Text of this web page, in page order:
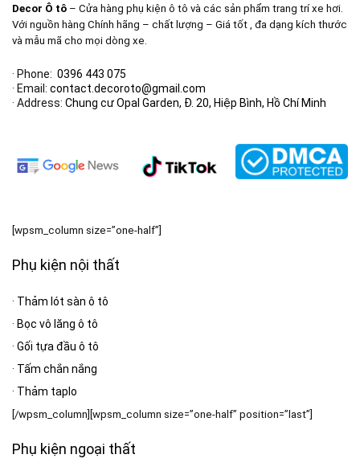
Decor Ô tô – Cửa hàng phụ kiện ô tô và các sản phẩm trang trí xe hơi.
Với nguồn hàng Chính hãng – chất lượng – Giá tốt , đa dạng kích thước
và mẫu mã cho mọi dòng xe.
· Phone: 0396 443 075
· Email: contact.decoroto@gmail.com
· Address: Chung cư Opal Garden, Đ. 20, Hiệp Bình, Hồ Chí Minh
[wpsm_column size=”one-half”]
Phụ kiện nội thất
· Thảm lót sàn ô tô
· Bọc vô lăng ô tô
· Gối tựa đầu ô tô
· Tấm chắn nắng
· Thảm taplo
[/wpsm_column][wpsm_column size=”one-half” position=”last”]
Phụ kiện ngoại thất